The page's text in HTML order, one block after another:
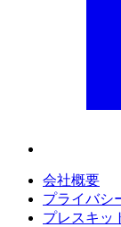
会社概要
プライバシ
プレスキッ